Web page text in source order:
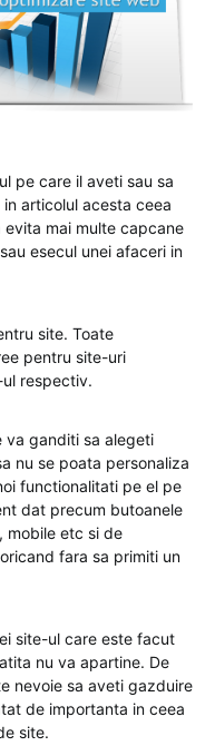
pe care il aveti sau sa
articolul acesta ceea
mai multe capcane
esecul unei afaceri in
site. Toate
pentru site-uri
respectiv.
va ganditi sa alegeti
nu se poata personaliza
functionalitati pe el pe
dat precum butoanele
mobile etc si de
fara sa primiti un
site-ul care este facut
nu va apartine. De
nevoie sa aveti gazduire
de importanta in ceea
site.